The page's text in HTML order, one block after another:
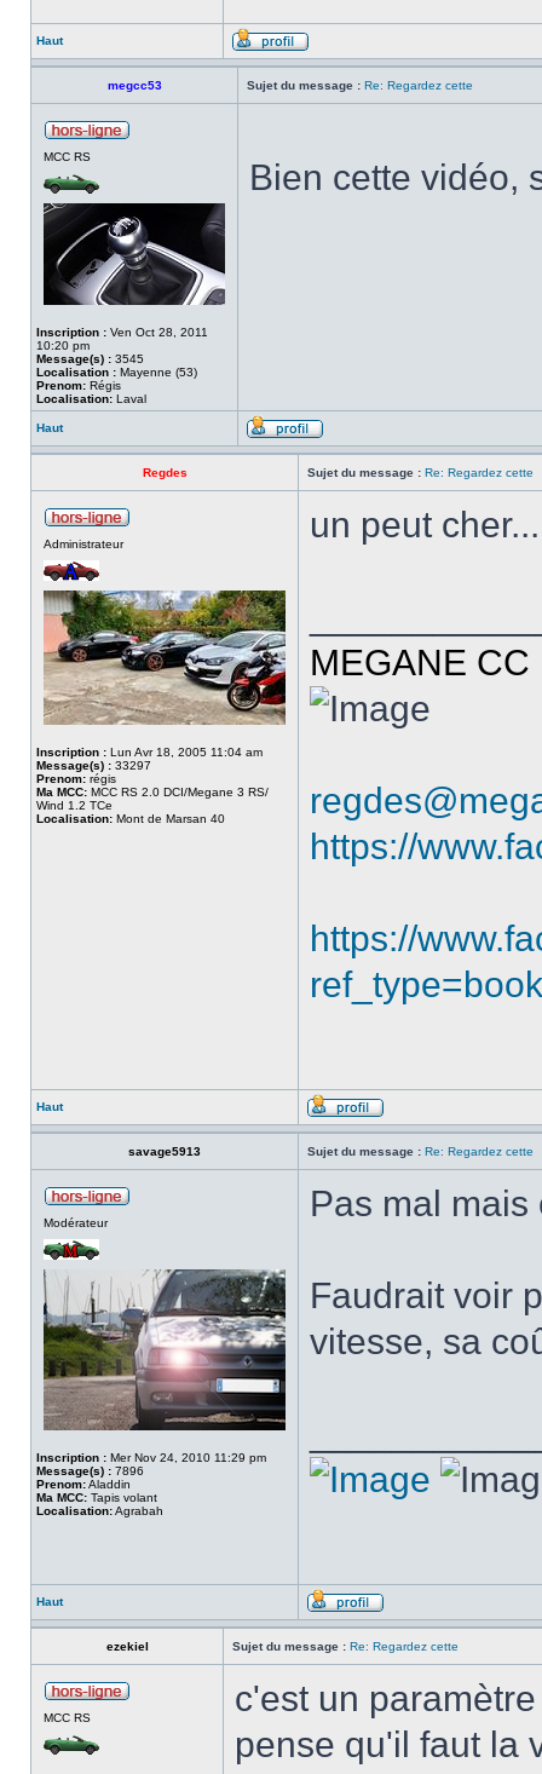
Haut
megcc53 Sujet du message : Re: Regardez cette
MCC RS
Inscription : Ven Oct 28, 2011
10:20 pm
Message(s) : 3545
Localisation : Mayenne (53)
Prenom: Régis
Localisation: Laval
Bien cette vidéo,
Haut
Regdes Sujet du message : Re: Regardez cette
Administrateur
Inscription : Lun Avr 18, 2005 11:04 am
Message(s) : 33297
Prenom: régis
Ma MCC: MCC RS 2.0 DCI/Megane 3 RS/
Wind 1.2 TCe
Localisation: Mont de Marsan 40
un peut
MEGANE
https://
https://
Haut
savage5913 Sujet du message : Re: Regardez cette
Modérateur
Inscription : Mer Nov 24, 2010 11:29 pm
Message(s) : 7896
Prenom:Aladdin
Ma MCC: Tapis volant
Localisation:Agrabah
Pas mal
Faudrait voir
vitesse, sa
Haut
ezekiel Sujet du message : Re: Regardez cette
MCC RS
c'est un
pense qu'il faut la